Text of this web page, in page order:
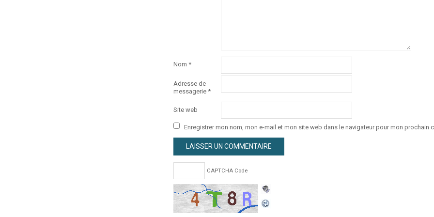
Nom *
Adresse de
messagerie *
Site web
Enregistrer mon nom, mon e-mail et mon site web dans le navigateur pour mon prochain
CAPTCHA Code